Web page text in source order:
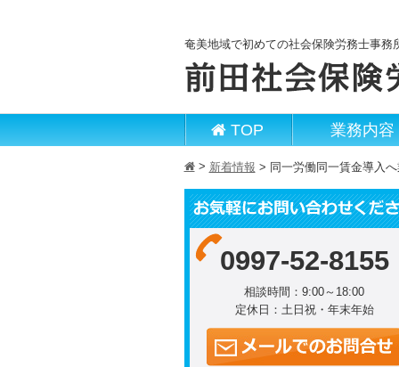
奄美地域で初めての社会保険労務士事務
TOP 業務内容
h> 新着情報 > 同一労働同一賃金導入
0997-52-8155
相談時間：9:00～18:00
定休日：土日祝・年末年始